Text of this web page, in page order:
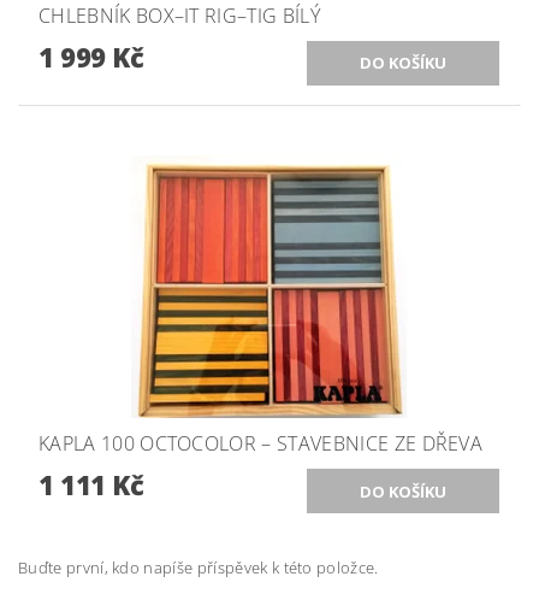
CHLEBNÍK BOX–IT RIG–TIG BÍLÝ
1 999 Kč
KAPLA 100 OCTOCOLOR – STAVEBNICE ZE DŘEVA
1 111 Kč
Buďte první, kdo napíše příspěvek k této položce.